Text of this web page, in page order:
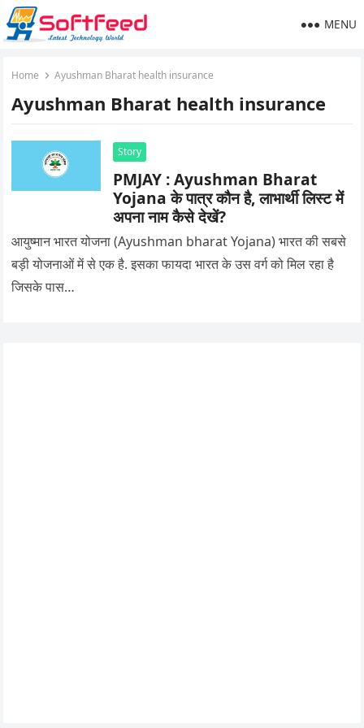
MENU
Home Ayushman Bharat health insurance
Ayushman Bharat health insurance
Story
PMJAY : Ayushman Bharat
Yojana के पात्र कौन है, लाभार्थी लिस्ट में
अपना नाम कैसे देखें?
आयुष्मान भारत योजना (Ayushman bharat Yojana) भारत की सबसे
बड़ी योजनाओं में से एक है. इसका फायदा भारत के उस वर्ग को मिल रहा है
जिसके पास…